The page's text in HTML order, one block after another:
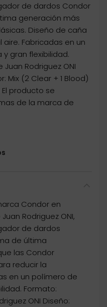
de dardos Condor
generación más
Diseño de caña
Fabricadas en un
gran flexibilidad.
Rodriguez ONI
Mix (2 Clear + 1 Blood)
El producto se
de la marca de
Condor en
Rodriguez ONI,
de dardos
de última
las Condor
reducir la
en un polímero de
Formato:
ONI Diseño: